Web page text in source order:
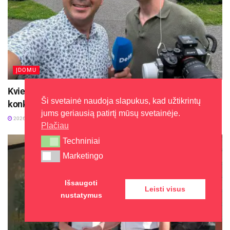
Šaltinis: Kėdainių rajono savivaldybė
ĮDOMU
Kviečiama dalyvauti visoje Lietuvoje vykstančiame
konkurse „Tvari Lietuva“
2026-08-07
Ši svetainė naudoja slapukus, kad užtikrintų
jums geriausią patirtį mūsų svetainėje.
Plačiau
Techniniai
Techniniai
Marketingo
Marketingo
Išsaugoti
nustatymus
Leisti visus